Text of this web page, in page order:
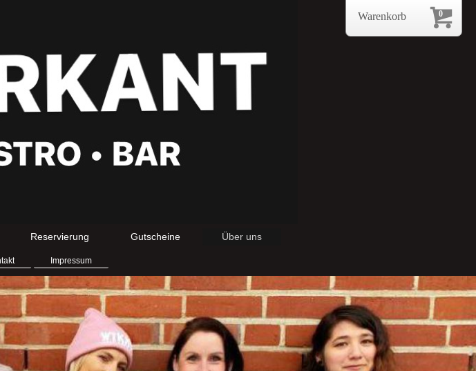
Reservierung Gutscheine Über uns
Impressum
0
Warenkorb